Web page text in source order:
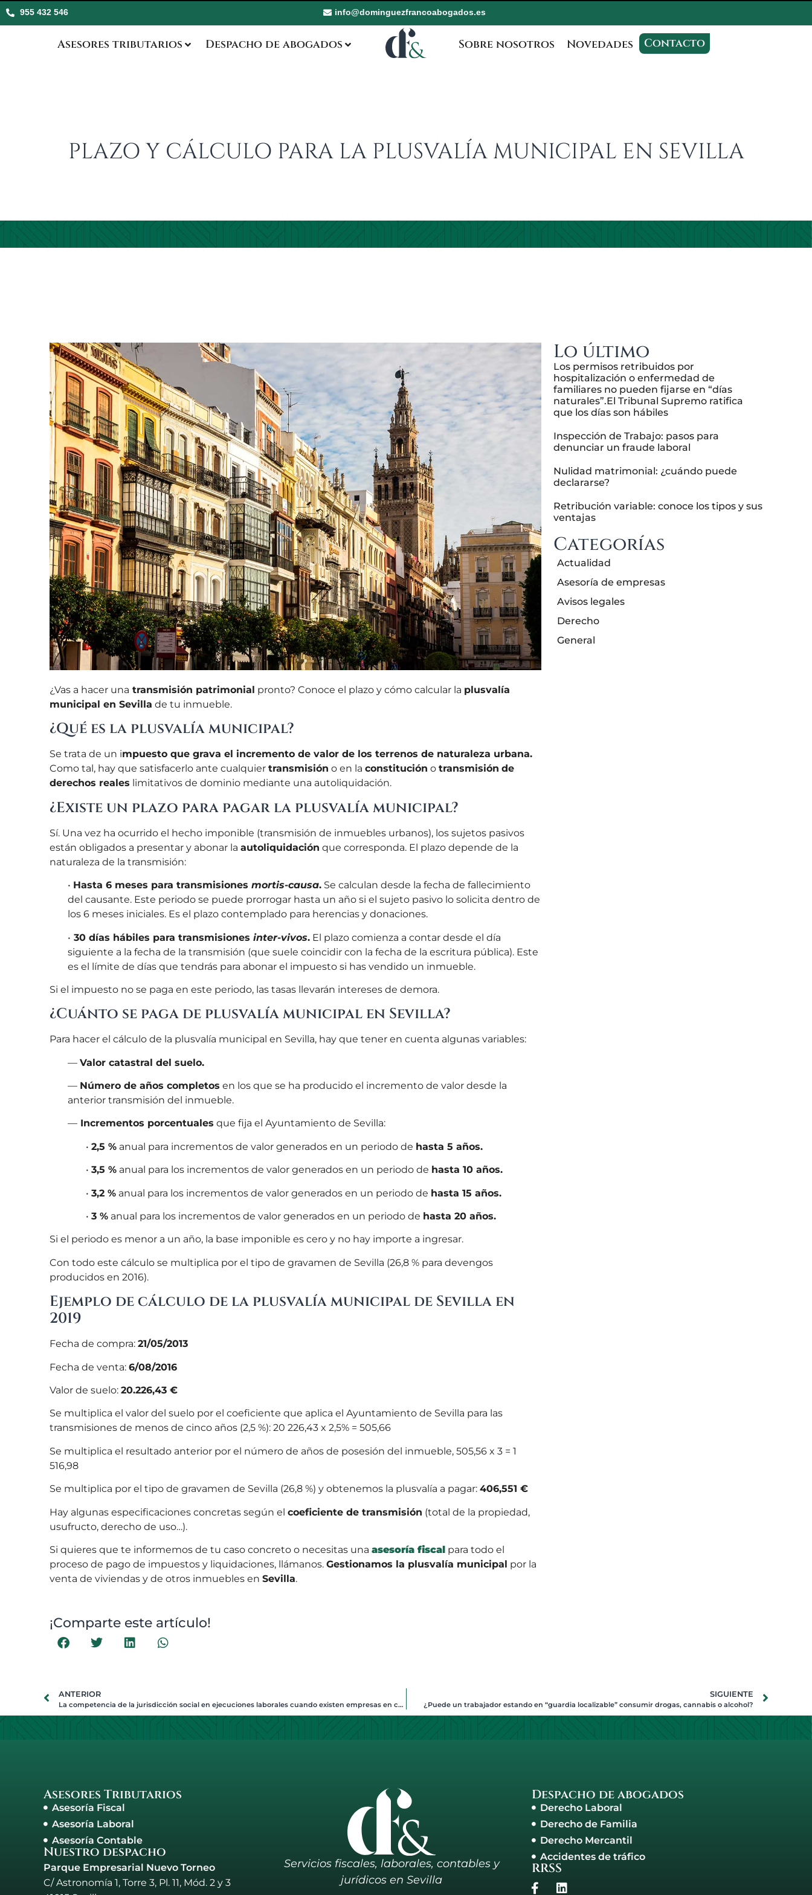
955 432 546 info@dominguezfrancoabogados.es
Asesores tributarios Despacho de abogados Sobre nosotros Novedades Contacto
PLAZO Y CÁLCULO PARA LA PLUSVALÍA MUNICIPAL EN SEVILLA
¿Vas a hacer una transmisión patrimonial pronto? Conoce el plazo y cómo calcular la plusvalía
municipal en Sevilla de tu inmueble.
¿Qué es la plusvalía municipal?
Se trata de un impuesto que grava el incremento de valor de los terrenos de naturaleza urbana.
Como tal, hay que satisfacerlo ante cualquier transmisión o en la constitución o transmisión de
derechos reales limitativos de dominio mediante una autoliquidación.
¿Existe un plazo para pagar la plusvalía municipal?
Sí. Una vez ha ocurrido el hecho imponible (transmisión de inmuebles urbanos), los sujetos pasivos
están obligados a presentar y abonar la autoliquidación que corresponda. El plazo depende de la
naturaleza de la transmisión:
• Hasta 6 meses para transmisiones mortis-causa. Se calculan desde la fecha de fallecimiento
del causante. Este periodo se puede prorrogar hasta un año si el sujeto pasivo lo solicita dentro de
los 6 meses iniciales. Es el plazo contemplado para herencias y donaciones.
• 30 días hábiles para transmisiones inter-vivos. El plazo comienza a contar desde el día
siguiente a la fecha de la transmisión (que suele coincidir con la fecha de la escritura pública). Este
es el límite de días que tendrás para abonar el impuesto si has vendido un inmueble.
Si el impuesto no se paga en este periodo, las tasas llevarán intereses de demora.
¿Cuánto se paga de plusvalía municipal en Sevilla?
Para hacer el cálculo de la plusvalía municipal en Sevilla, hay que tener en cuenta algunas variables:
— Valor catastral del suelo.
— Número de años completos en los que se ha producido el incremento de valor desde la
anterior transmisión del inmueble.
— Incrementos porcentuales que fija el Ayuntamiento de Sevilla:
• 2,5 % anual para incrementos de valor generados en un periodo de hasta 5 años.
• 3,5 % anual para los incrementos de valor generados en un periodo de hasta 10 años.
• 3,2 % anual para los incrementos de valor generados en un periodo de hasta 15 años.
• 3 % anual para los incrementos de valor generados en un periodo de hasta 20 años.
Si el periodo es menor a un año, la base imponible es cero y no hay importe a ingresar.
Con todo este cálculo se multiplica por el tipo de gravamen de Sevilla (26,8 % para devengos
producidos en 2016).
Ejemplo de cálculo de la plusvalía municipal de Sevilla en
2019
Fecha de compra: 21/05/2013
Fecha de venta: 6/08/2016
Valor de suelo: 20.226,43 €
Se multiplica el valor del suelo por el coeficiente que aplica el Ayuntamiento de Sevilla para las
transmisiones de menos de cinco años (2,5 %): 20 226,43 x 2,5% = 505,66
Se multiplica el resultado anterior por el número de años de posesión del inmueble, 505,56 x 3 = 1
516,98
Se multiplica por el tipo de gravamen de Sevilla (26,8 %) y obtenemos la plusvalía a pagar: 406,551 €
Hay algunas especificaciones concretas según el coeficiente de transmisión (total de la propiedad,
usufructo, derecho de uso…).
Si quieres que te informemos de tu caso concreto o necesitas una asesoría fiscal para todo el
proceso de pago de impuestos y liquidaciones, llámanos. Gestionamos la plusvalía municipal por la
venta de viviendas y de otros inmuebles en Sevilla.
¡Comparte este artículo!
Lo último
Los permisos retribuidos por
hospitalización o enfermedad de
familiares no pueden fijarse en “días
naturales”.El Tribunal Supremo ratifica
que los días son hábiles
Inspección de Trabajo: pasos para
denunciar un fraude laboral
Nulidad matrimonial: ¿cuándo puede
declararse?
Retribución variable: conoce los tipos y sus
ventajas
Categorías
Actualidad
Asesoría de empresas
Avisos legales
Derecho
General
ANTERIOR
La competencia de la jurisdicción social en ejecuciones laborales cuando existen empresas en concurso de acreedores y empresas que no lo están
SIGUIENTE
¿Puede un trabajador estando en “guardia localizable” consumir drogas, cannabis o alcohol?
Asesores Tributarios
Asesoría Fiscal
Asesoría Laboral
Asesoría Contable
Nuestro despacho
Parque Empresarial Nuevo Torneo
C/ Astronomía 1, Torre 3, Pl. 11, Mód. 2 y 3
Servicios fiscales, laborales, contables y
jurídicos en Sevilla
Despacho de abogados
Derecho Laboral
Derecho de Familia
Derecho Mercantil
Accidentes de tráfico
RRSS